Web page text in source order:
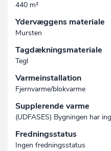
440 m²
Ydervæggens materiale
Mursten
Tagdækningsmateriale
Tegl
Varmeinstallation
Fjernvarme/blokvarme
Supplerende varme
(UDFASES) Bygningen har
Fredningsstatus
Ingen fredningsstatus